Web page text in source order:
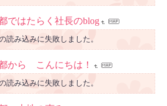
ではたらく社長のblog
読み込みに失敗しました。
から こんにちは！
読み込みに失敗しました。